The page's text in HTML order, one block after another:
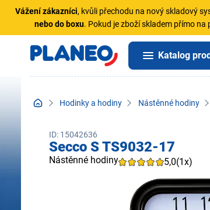
Vážení zákazníci, kvůli přechodu na nový skladový
nebo do boxu. Pokud je zboží skladem přímo na
Katalog
Hodinky a hodiny Nástěnné hodiny
ID: 15042636
Secco S TS9032-17
Nástěnné hodiny 5,0(1x)